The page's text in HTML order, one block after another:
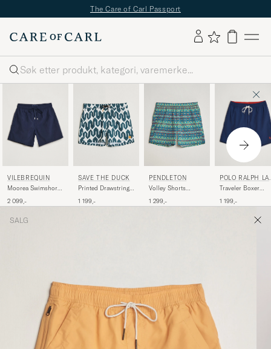
The Care of Carl Passport
Søk
VILEBREQUIN
Moorea Swimshorts
2 099,-
SAVE THE DUCK
Printed Drawstring
1 199,-
PENDLETON
Volley Shorts
1 299,-
POLO RALPH
REN
Traveler Boxer
Newport Navy
1 199,-
SALG